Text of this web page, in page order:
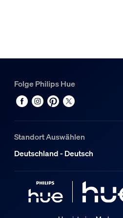
8719514288232
Nettogewicht
0,11 kg
Höhe
Länge
Folge Philips Hue
Standort Auswählen
Deutschland - Deutsch